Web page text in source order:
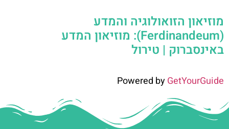
מוזיאון הזואולוגיה והמדע
(Ferdinandeum): מוזיאון המדע
באינסברוק | טירול
Powered byGetYourGuide